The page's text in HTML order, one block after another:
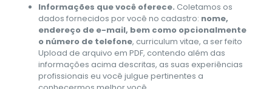
Informações que você oferece. Coletamos os
dados fornecidos por você no cadastro: nome,
endereço de e-mail, bem como opcionalmente
o número de telefone, curriculum vitae, a ser feito
Upload de arquivo em PDF, contendo além das
informações acima descritas, as suas experiências
profissionais eu você julgue pertinentes a